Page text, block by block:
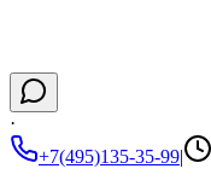
·
+7(495)135-35-99|